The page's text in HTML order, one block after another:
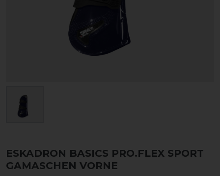
ESKADRON BASICS PRO.FLEX SPORT
GAMASCHEN VORNE